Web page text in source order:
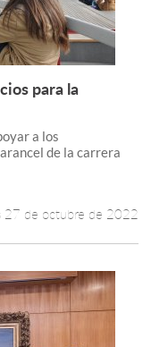
Leer más +
para la
a los
de la carrera
27 de octubre de 2022